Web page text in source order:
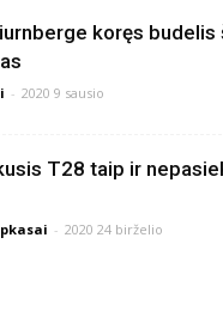
koręs budelis
- 2020 9 sausio
T28 taip ir
- 2020 24 birželio